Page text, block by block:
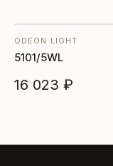
ODEON LIGHT
5101/5WL
16 023 ₽